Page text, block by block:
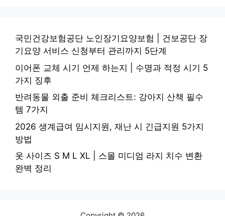
국민건강보험공단 노인장기요양보험 | 건보공단 장
기요양 서비스 신청부터 관리까지 5단계
이어폰 교체 시기 언제 하는지 | 수명과 적정 시기 5
가지 징후
반려동물 외출 준비 체크리스트: 강아지 산책 필수
템 7가지
2026 생계급여 임시지원, 재난 시 긴급지원 5가지
방법
옷 사이즈 S M L XL | 스몰 미디엄 라지 치수 변환
완벽 정리